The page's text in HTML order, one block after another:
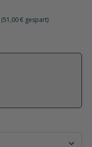
(51,00 € gespart)